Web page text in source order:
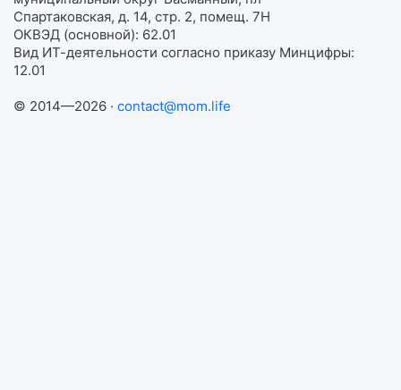
Спартаковская, д. 14, стр. 2, помещ. 7Н
ОКВЭД (основной): 62.01
Вид ИТ-деятельности согласно приказу Минцифры:
12.01
© 2014—2026 · contact@mom.life